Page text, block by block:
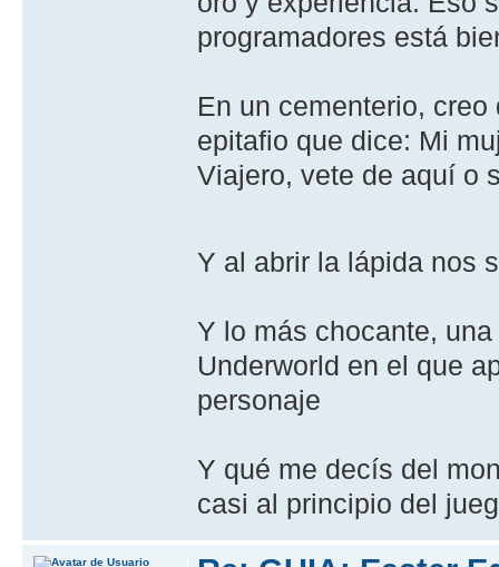
programadores está
En un cementerio,
epitafio que dice: Mi
Viajero, vete de aquí o
Y al abrir la lápida nos
Y lo más chocante,
Underworld en el que
personaje
Y qué me decís del
casi al principio del